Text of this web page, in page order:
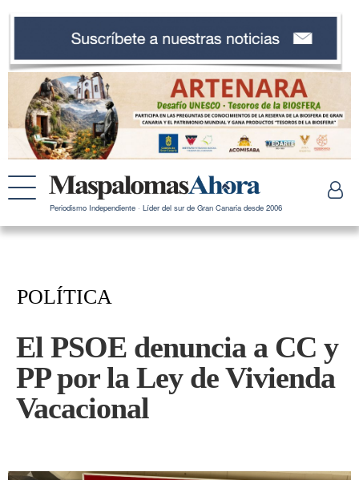
Periodismo Independiente · Líder del sur de Gran Canaria desde 2006
POLÍTICA
El PSOE denuncia a CC y
PP por la Ley de Vivienda
Vacacional